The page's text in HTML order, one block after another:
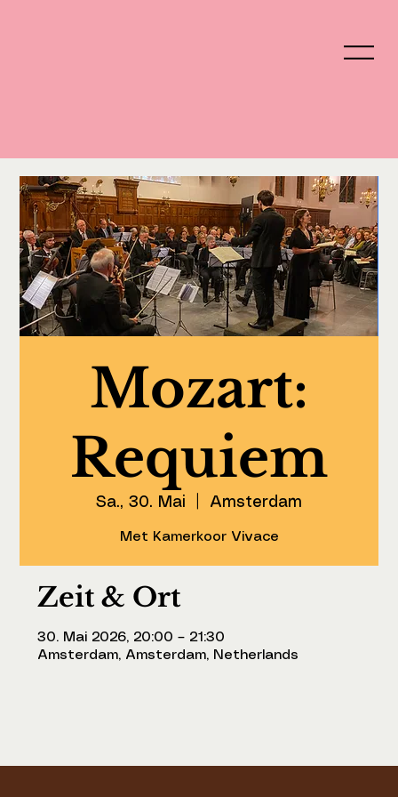
Mozart:
Requiem
Sa., 30. Mai Amsterdam
Met Kamerkoor Vivace
Zeit & Ort
30. Mai 2026, 20:00 – 21:30
Amsterdam, Amsterdam, Netherlands